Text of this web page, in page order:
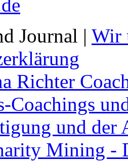
Journal | Wir
Richter
Coachings
und
Mining -